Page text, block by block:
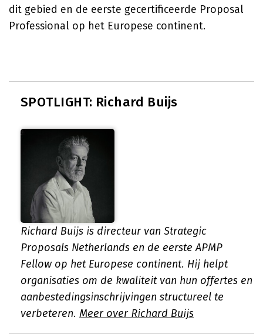
dit gebied en de eerste gecertificeerde Proposal
Professional op het Europese continent.
SPOTLIGHT: Richard Buijs
Richard Buijs is directeur van Strategic
Proposals Netherlands en de eerste APMP
Fellow op het Europese continent. Hij helpt
organisaties om de kwaliteit van hun offertes en
aanbestedingsinschrijvingen structureel te
verbeteren. Meer over Richard Buijs